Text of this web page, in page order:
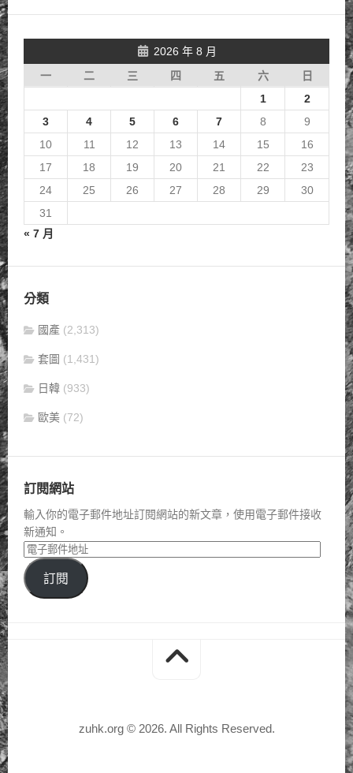
2026 年 8 月
一
二 三 四 五 六
日
1
2
3
4 5 6 7 8
9
10
11 12 13 14 15
16
17
18 19 20 21 22
23
24
25 26 27 28 29
30
31
« 7 月
分類
國產 (2,313)
套圖 (1,431)
日韓 (933)
歐美 (72)
訂閱網站
輸入你的電子郵件地址訂閱網站的新文章，使用電子郵件接收
新通知。
訂閱
zuhk.org © 2026. All Rights Reserved.